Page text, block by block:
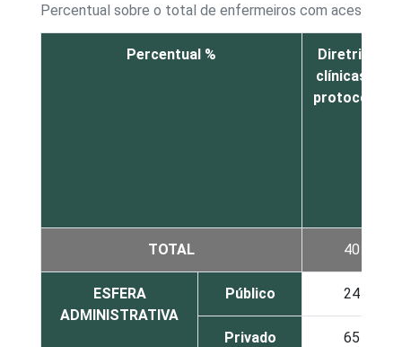
Percentual sobre o total de enfermeiros com acesso a
Percentual %
Diretrizes
clínicas ou
protocolos
TOTAL 40
ESFERA
ADMINISTRATIVA
Público 24
Privado 65